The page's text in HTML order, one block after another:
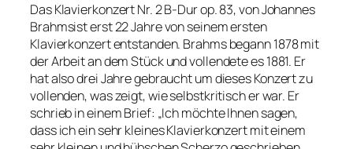
Das Klavierkonzert Nr. 2 B-Dur op. 83, von Johannes
Brahmsist erst 22 Jahre von seinem ersten
Klavierkonzert entstanden. Brahms begann 1878 mit
der Arbeit an dem Stück und vollendete es 1881. Er
hat also drei Jahre gebraucht um dieses Konzert zu
vollenden, was zeigt, wie selbstkritisch er war. Er
schrieb in einem Brief: „Ich möchte Ihnen sagen,
dass ich ein sehr kleines Klavierkonzert mit einem